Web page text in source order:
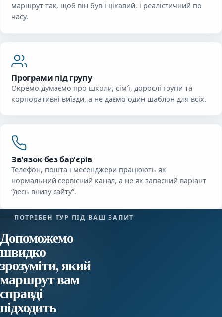
маршрут так, щоб він був і цікавий, і реалістичний по
часу.
Програми під групу
Окремо думаємо про школи, сім’ї, дорослі групи та
корпоративні виїзди, а не даємо один шаблон для всіх.
Зв’язок без барʼєрів
Телефон, пошта і месенджери працюють як
нормальний сервісний канал, а не як запасний варіант
“десь внизу сайту”.
ПОТРІБЕН ТУР ПІД ВАШ ЗАПИТ
Допоможемо
швидко
зрозуміти, який
маршрут вам
справді
підходить